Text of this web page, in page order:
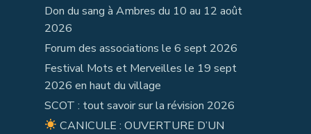
Don du sang à Ambres du 10 au 12 août
2026
Forum des associations le 6 sept 2026
Festival Mots et Merveilles le 19 sept
2026 en haut du village
SCOT : tout savoir sur la révision 2026
CANICULE : OUVERTURE D’UN